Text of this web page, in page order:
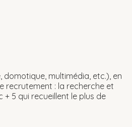
multimédia, etc.), en
recrutement : la recherche et
5 qui recueillent le plus de